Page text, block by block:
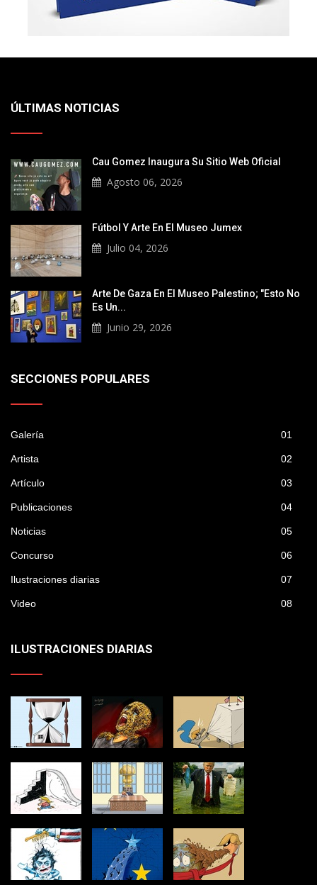
ÚLTIMAS NOTICIAS
Cau Gomez Inaugura Su Sitio Web Oficial
Agosto 06, 2026
Fútbol Y Arte En El Museo Jumex
Julio 04, 2026
Arte De Gaza En El Museo Palestino; "Esto No
Es Un...
Junio 29, 2026
SECCIONES POPULARES
Galería 01
Artista 02
Artículo 03
Publicaciones 04
Noticias 05
Concurso 06
Ilustraciones diarias 07
Video 08
ILUSTRACIONES DIARIAS